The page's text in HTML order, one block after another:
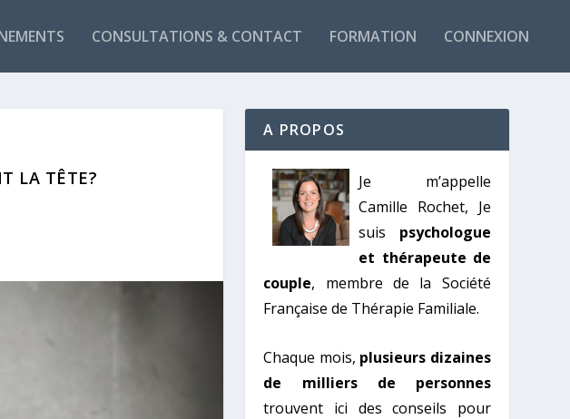
CONSULTATIONS & CONTACT FORMATION CONNEXION
LA TÊTE?
A PROPOS
Je m’appelle
Camille Rochet, Je
suis psychologue
et thérapeute de
couple, membre de la Société
Française de Thérapie Familiale.
Chaque mois, plusieurs dizaines
de milliers de personnes
trouvent ici des conseils pour